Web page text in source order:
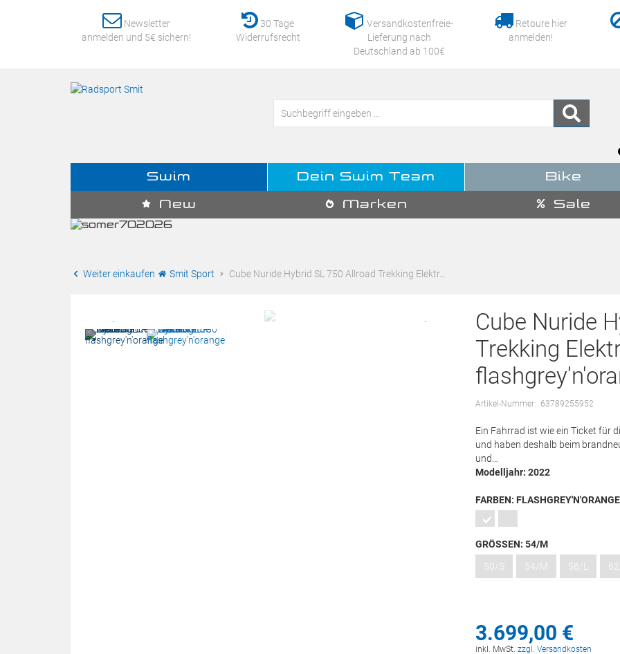
Newsletter
anmelden und 5€ sichern!
30 Tage
Widerrufsrecht
Versandkostenfreie-
Lieferung nach
Deutschland ab 100€
Retoure hier
anmelden!
Swim Dein Swim Team Bike
New Marken Sale
Weiter einkaufen Smit Sport Cube Nuride Hybrid SL 750 Allroad Trekking Elektr…
Cube Nuride
Trekking
Artikel-Nummer: 63789255952
Ein Fahrrad ist wie ein Ticket für
und haben deshalb beim
und…
Modelljahr: 2022
FARBEN: FLASHGREY'N'ORANGE
GRÖSSEN: 54/M
50/S
54/M 58/L
3.699,00 €
inkl. MwSt. zzgl. Versandkosten